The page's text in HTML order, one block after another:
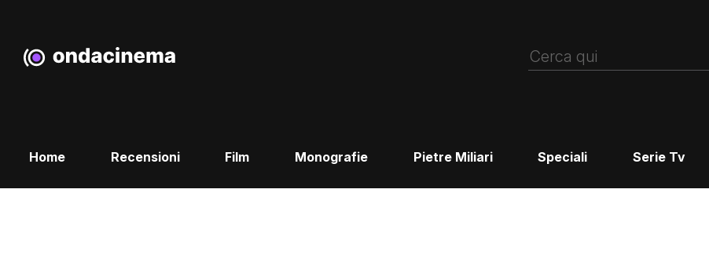
Home Recensioni Film Monografie Pietre Miliari Speciali Serie Tv